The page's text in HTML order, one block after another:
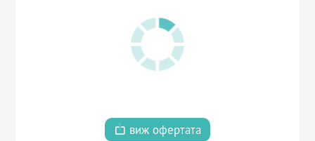
виж офертата